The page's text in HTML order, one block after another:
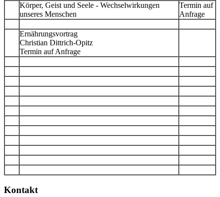
Körper, Geist und Seele - Wechselwirkungen
unseres Menschen
Termin auf
Anfrage
Ernährungsvortrag
Christian Dittrich-Opitz
Termin auf Anfrage
Kontakt